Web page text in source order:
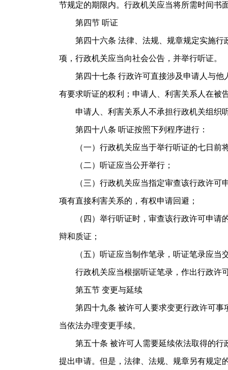
节规定的期限内。行政机关应当将所需时
第四节 听证
第四十六条 法律、法规、规章规定实施行
项，行政机关应当向社会公告，并举行听证。
第四十七条 行政许可直接涉及申请人与他
有要求听证的权利；申请人、利害关系人在被
申请人、利害关系人不承担行政机关组织
第四十八条 听证按照下列程序进行：
（一）行政机关应当于举行听证的七日前将
（二）听证应当公开举行；
（三）行政机关应当指定审查该行政许可申
项有直接利害关系的，有权申请回避；
（四）举行听证时，审查该行政许可申请的
辩和质证；
（五）听证应当制作笔录，听证笔录应当
行政机关应当根据听证笔录，作出行政
第五节 变更与延续
第四十九条 被许可人要求变更行政许可事
当依法办理变更手续。
第五十条 被许可人需要延续依法取得的行
提出申请。但是，法律、法规、规章另有规定